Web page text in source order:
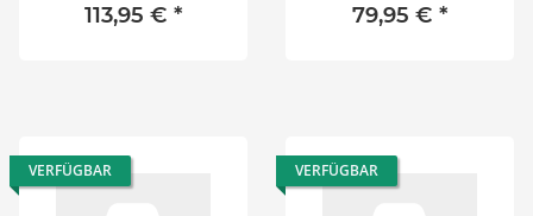
113,95 € * 79,95 € *
VERFÜGBAR VERFÜGBAR